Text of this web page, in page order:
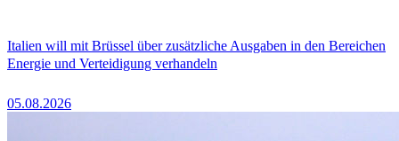
Italien will mit Brüssel über zusätzliche Ausgaben in den Bereichen
Energie und Verteidigung verhandeln
05.08.2026